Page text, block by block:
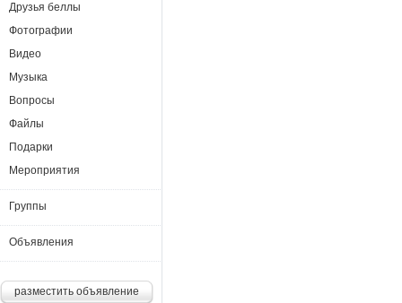
Друзья беллы
Фотографии
Видео
Музыка
Вопросы
Файлы
Подарки
Мероприятия
Группы
Объявления
разместить объявление